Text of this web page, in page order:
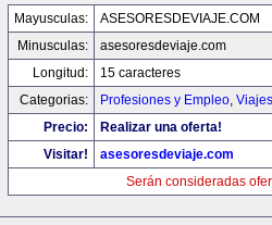
Mayusculas:
ASESORESDEVIAJE.COM
Minusculas:
asesoresdeviaje.com
Longitud:
15 caracteres
Categorias:
Profesiones y Empleo,
Precio:
Realizar una oferta!
Visitar!
asesoresdeviaje.com
Serán consideradas